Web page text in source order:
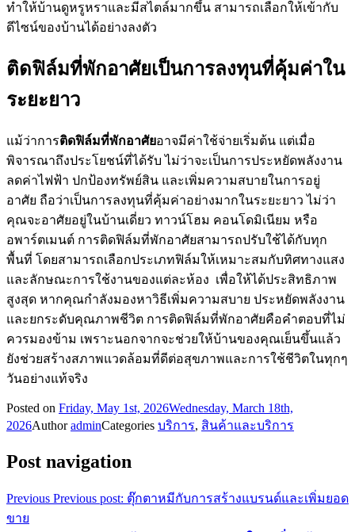
ทำให้บ้านดูหรูหราและมีสไตล์มากขึ้น สามารถเลือกให้เข้ากับ
ดีไซน์ของบ้านได้อย่างลงตัว
ติดฟิล์มที่พักอาศัยเป็นการลงทุนที่คุ้มค่าใน
ระยะยาว
แม้ว่าการติดฟิล์มที่พักอาศัยอาจมีค่าใช้จ่ายเริ่มต้น แต่เมื่อ
พิจารณาถึงประโยชน์ที่ได้รับ ไม่ว่าจะเป็นการประหยัดพลังงาน
ลดค่าไฟฟ้า ปกป้องทรัพย์สิน และเพิ่มความสบายในการอยู่
อาศัย ถือว่าเป็นการลงทุนที่คุ้มค่าอย่างมากในระยะยาว ไม่ว่า
คุณจะอาศัยอยู่ในบ้านเดี่ยว ทาวน์โฮม คอนโดมิเนียม หรือ
อพาร์ตเมนต์ การติดฟิล์มที่พักอาศัยสามารถปรับใช้ได้กับทุก
พื้นที่ โดยสามารถเลือกประเภทฟิล์มให้เหมาะสมกับทิศทางแสง
และลักษณะการใช้งานของแต่ละห้อง เพื่อให้ได้ประสิทธิภาพ
สูงสุด หากคุณกำลังมองหาวิธีเพิ่มความสบาย ประหยัดพลังงาน
และยกระดับคุณภาพชีวิต การติดฟิล์มที่พักอาศัยคือคำตอบที่ไม่
ควรมองข้าม เพราะนอกจากจะช่วยให้บ้านของคุณเย็นขึ้นแล้ว
ยังช่วยสร้างสภาพแวดล้อมที่ดีต่อสุขภาพและการใช้ชีวิตในทุกๆ
วันอย่างแท้จริง
Posted on Friday, May 1st, 2026Wednesday, March 18th,
2026AuthoradminCategories บริการ, สินค้าและบริการ
Post navigation
Previous Previous post: ตุ๊กตาหมีกับการสร้างแบรนด์และเพิ่มยอด
ขาย